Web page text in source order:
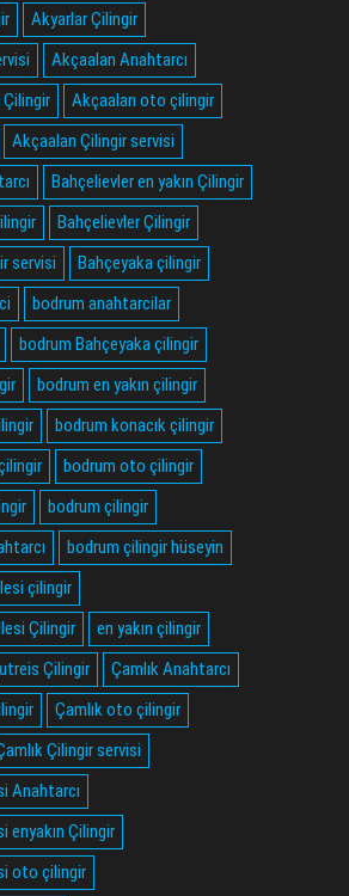
Akyarlar Çilingir
Akçaalan Anahtarcı
Çilingir
Akçaalan oto çilingir
Akçaalan Çilingir servisi
Bahçelievler en yakın Çilingir
Bahçelievler Çilingir
servisi
Bahçeyaka çilingir
bodrum anahtarcilar
bodrum Bahçeyaka çilingir
bodrum en yakın çilingir
bodrum konacık çilingir
bodrum oto çilingir
bodrum çilingir
bodrum çilingir hüseyin
çilingir
Çilingir
en yakın çilingir
Çilingir
Çamlık Anahtarcı
Çamlık oto çilingir
Çilingir servisi
Anahtarcı
enyakın Çilingir
oto çilingir